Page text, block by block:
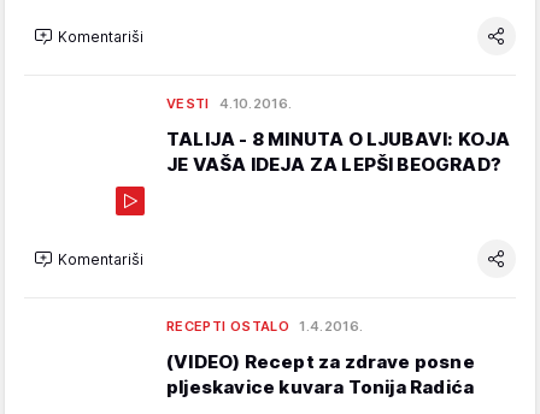
Komentariši
VESTI 4.10.2016.
TALIJA - 8 MINUTA O LJUBAVI: KOJA
JE VAŠA IDEJA ZA LEPŠI BEOGRAD?
Komentariši
RECEPTI OSTALO 1.4.2016.
(VIDEO) Recept za zdrave posne
pljeskavice kuvara Tonija Radića